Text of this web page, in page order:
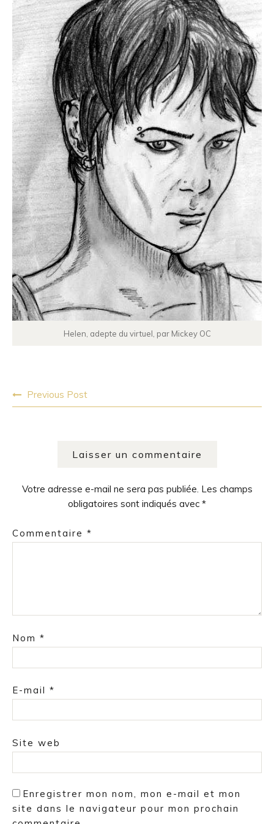
Helen, adepte du virtuel, par Mickey OC
navigation
Previous Post
Laisser un commentaire
Votre adresse e-mail ne sera pas publiée. Les champs
obligatoires sont indiqués avec *
Commentaire *
Nom *
E-mail *
Site web
Enregistrer mon nom, mon e-mail et mon
site dans le navigateur pour mon prochain